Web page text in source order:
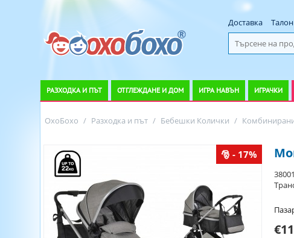
Доставка Талон
РАЗХОДКА И ПЪТ ОТГЛЕЖДАНЕ И ДОМ ИГРА НАВЪН ИГРАЧКИ
ОхоБохо / Разходка и път / Бебешки Колички /
- 17%